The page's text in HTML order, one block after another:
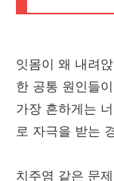
잇몸이 왜 내려
한 공통 원인들
가장 흔하게는
로 자극을 받는
치주염 같은 문